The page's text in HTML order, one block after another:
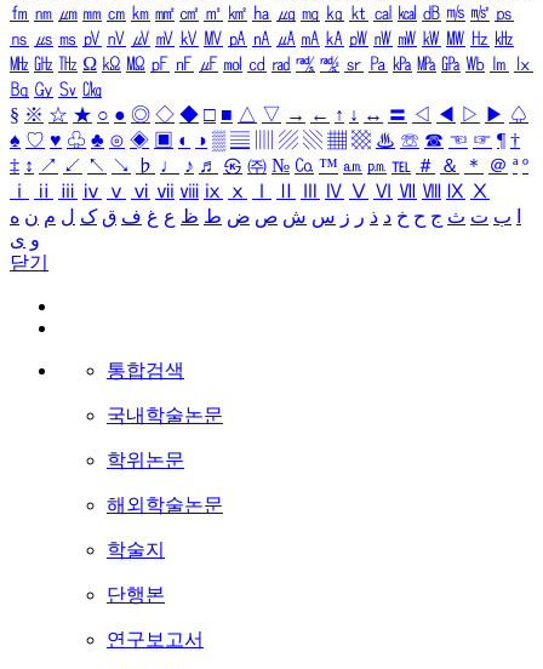
㎙ ㎚ ㎛ ㎜ ㎝ ㎞ ㎟ ㎠ ㎡ ㎢ ㏊ ㎍ ㎎ ㎏ ㏏ ㎈ ㎉ ㏈ ㎧ ㎨ ㎰
㎱ ㎲ ㎳ ㎴ ㎵ ㎶ ㎷ ㎸ ㎹ ㎀ ㎁ ㎂ ㎃ ㎄ ㎺ ㎻ ㎽ ㎾ ㎿ ㎐ ㎑
㎒ ㎓ ㎔ Ω ㏀ ㏁ ㎊ ㎋ ㎌ ㏖ ㏅ ㎭ ㎮ ㎯ ㏛ ㎩ ㎪ ㎫ ㎬ ㏝ ㏐
㏓
㏃ ㏉ ㏜ ㏆
§ ※ ☆ ★ ○ ● ◎ ◇ ◆ □ ■ △ ▽ → ← ↑ ↓ ↔ 〓 ◁ ◀ ▷ ▶ ♤
♠ ♡ ♥ ♧ ♣ ⊙ ◈ ▣ ◐ ◑ ▒ ▤ ▨ ▧ ▦ ▩ ♨ ☏ ☎ ☜ ☞ ¶ †
‡ ↕ ↗ ↙ ↖ ↘ ♭ ♩ ♪ ♬ ㉿ ㈜ № ㏇ ™ ㏂ ㏘ ℡ ＃ ＆ ＊ ＠ ª º
ⅰ
ⅱ ⅲ ⅳ ⅴ ⅵ ⅶ ⅷ ⅸ ⅹ Ⅳ Ⅴ Ⅵ Ⅶ Ⅷ Ⅸ Ⅹ
ب ت ث ج ح خ د ذ ر ز س ش ص ض ط ظ ع غ ف ق ک ل م ن ه
و ی
닫기
통합검색
국내학술논문
학위논문
해외학술논문
학술지
단행본
연구보고서